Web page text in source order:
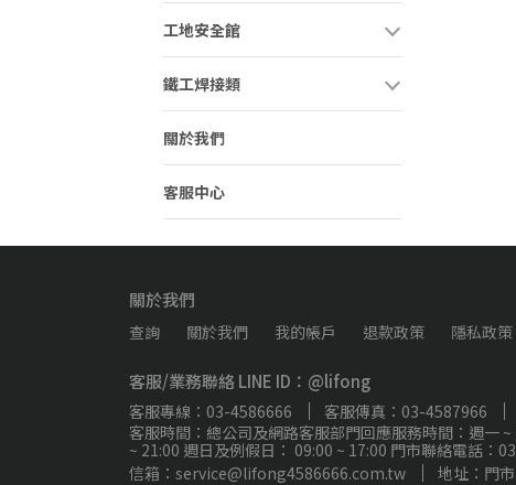
工地安全館
鐵工焊接類
關於我們
客服中心
關於我們
查詢 關於我們 我的帳戶 退款政策 隱私政策
客服/業務聯絡 LINE ID：@lifong
客服專線：03-4586666
客服傳真：03-4587966
客服時間：總公司及網路客服部門回應服務時間：週一
~ 21:00 週日及例假日： 09:00 ~ 17:00 門市聯絡電話：
信箱：service@lifong4586666.com.tw
地址：門